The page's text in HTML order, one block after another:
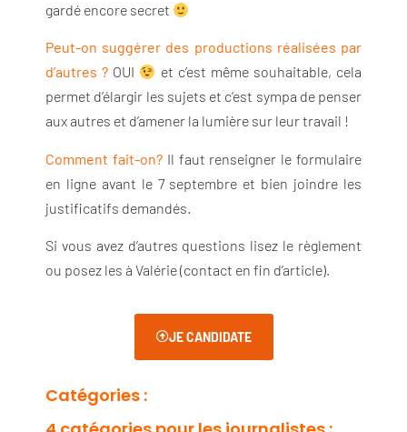
gardé encore secret
Peut-on suggérer des productions réalisées par
d’autres ? OUI
et c’est même souhaitable, cela
permet d’élargir les sujets et c’est sympa de penser
aux autres et d’amener la lumière sur leur travail !
Comment fait-on?Il faut renseigner le formulaire
en ligne avant le 7 septembre et bien joindre les
justificatifs demandés.
Si vous avez d’autres questions lisez le règlement
ou posez les à Valérie (contact en fin d’article).
JE CANDIDATE
Catégories :